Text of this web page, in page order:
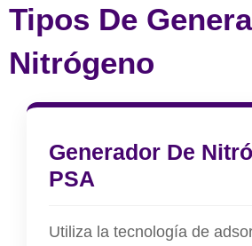
Tipos De
Nitrógeno
Generador De
PSA
Utiliza la tecnología de